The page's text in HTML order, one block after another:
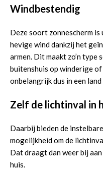
Windbestendig
Deze soort zonnescherm
hevige wind dankzij het
armen. Dit maakt zo’n type
buitenshuis op winderige
onbelangrijk dus in een
Zelf de lichtinval in
Daarbij bieden de
mogelijkheid om de
Dat draagt dan weer bij
huis.